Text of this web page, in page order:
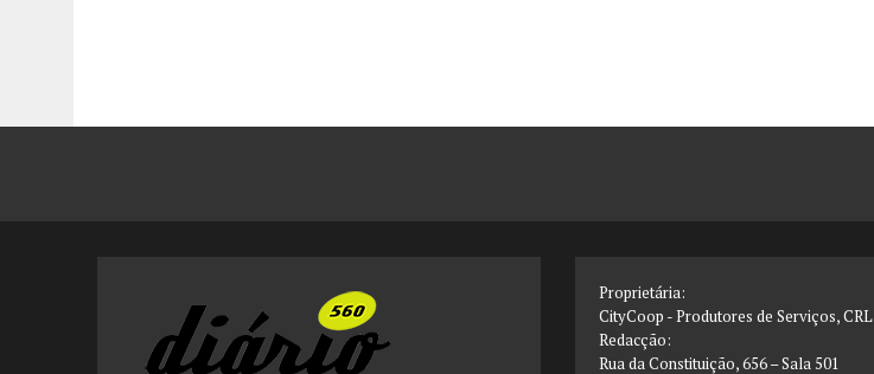
Proprietária:
CityCoop - Produtores de Serviços, CRL
Redacção:
Rua da Constituição, 656 – Sala 501